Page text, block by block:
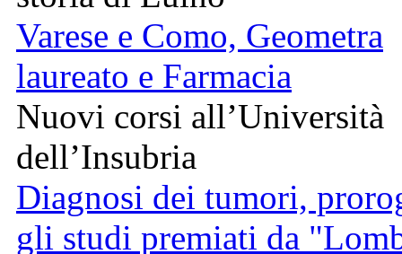
Varese e Como, Geometra
laureato e Farmacia
Nuovi corsi all’Università
dell’Insubria
Diagnosi dei tumori,
gli studi premiati da